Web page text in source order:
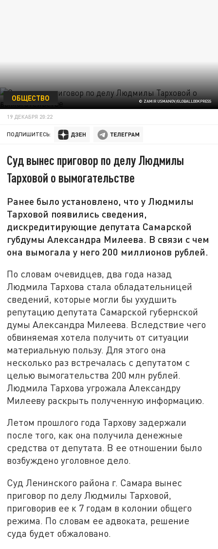
© ZAMIR USMANOV/GLOBALLOOKPRESS
ОБЩЕСТВО
19 ДЕКАБРЯ 20:22
ПОДПИШИТЕСЬ:
Суд вынес приговор по делу Людмилы
Тарховой о вымогательстве
Ранее было установлено, что у Людмилы
Тарховой появились сведения,
дискредитирующие депутата Самарской
губдумы Александра Милеева. В связи с чем
она вымогала у него 200 миллионов рублей.
По словам очевидцев, два года назад
Людмила Тархова стала обладательницей
сведений, которые могли бы ухудшить
репутацию депутата Самарской губернской
думы Александра Милеева. Вследствие чего
обвиняемая хотела получить от ситуации
материальную пользу. Для этого она
несколько раз встречалась с депутатом с
целью вымогательства 200 млн рублей.
Людмила Тархова угрожала Александру
Милееву раскрыть полученную информацию.
Летом прошлого года Тархову задержали
после того, как она получила денежные
средства от депутата. В ее отношении было
возбуждено уголовное дело.
Суд Ленинского района г. Самара вынес
приговор по делу Людмилы Тарховой,
приговорив ее к 7 годам в колонии общего
режима. По словам ее адвоката, решение
суда будет обжаловано.